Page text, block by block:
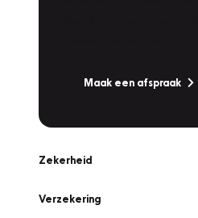
Maak een afspraak
Zekerheid
Verzekering